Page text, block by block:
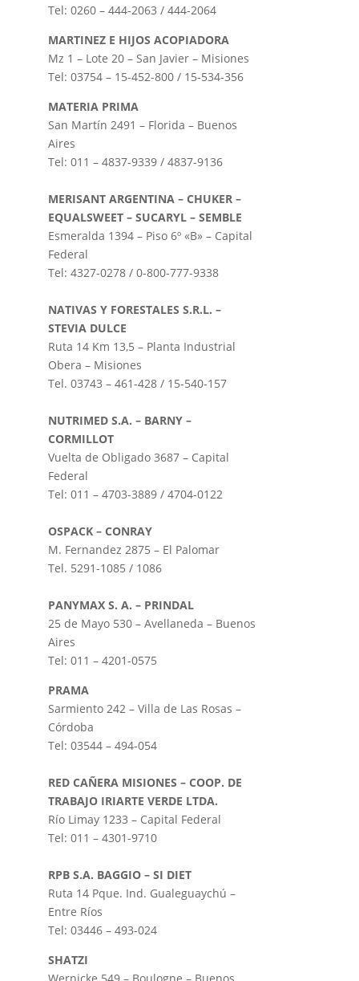
Tel: 0260 – 444-2063 / 444-2064
MARTINEZ E HIJOS ACOPIADORA
Mz 1 – Lote 20 – San Javier – Misiones
Tel: 03754 – 15-452-800 / 15-534-356
MATERIA PRIMA
San Martín 2491 – Florida – Buenos
Aires
Tel: 011 – 4837-9339 / 4837-9136
MERISANT ARGENTINA – CHUKER –
EQUALSWEET – SUCARYL – SEMBLE
Esmeralda 1394 – Piso 6º «B» – Capital
Federal
Tel: 4327-0278 / 0-800-777-9338
NATIVAS Y FORESTALES S.R.L. –
STEVIA DULCE
Ruta 14 Km 13,5 – Planta Industrial
Obera – Misiones
Tel. 03743 – 461-428 / 15-540-157
NUTRIMED S.A. – BARNY –
CORMILLOT
Vuelta de Obligado 3687 – Capital
Federal
Tel: 011 – 4703-3889 / 4704-0122
OSPACK – CONRAY
M. Fernandez 2875 – El Palomar
Tel. 5291-1085 / 1086
PANYMAX S. A. – PRINDAL
25 de Mayo 530 – Avellaneda – Buenos
Aires
Tel: 011 – 4201-0575
PRAMA
Sarmiento 242 – Villa de Las Rosas –
Córdoba
Tel: 03544 – 494-054
RED CAÑERA MISIONES – COOP. DE
TRABAJO IRIARTE VERDE LTDA.
Río Limay 1233 – Capital Federal
Tel: 011 – 4301-9710
RPB S.A. BAGGIO – SI DIET
Ruta 14 Pque. Ind. Gualeguaychú –
Entre Ríos
Tel: 03446 – 493-024
SHATZI